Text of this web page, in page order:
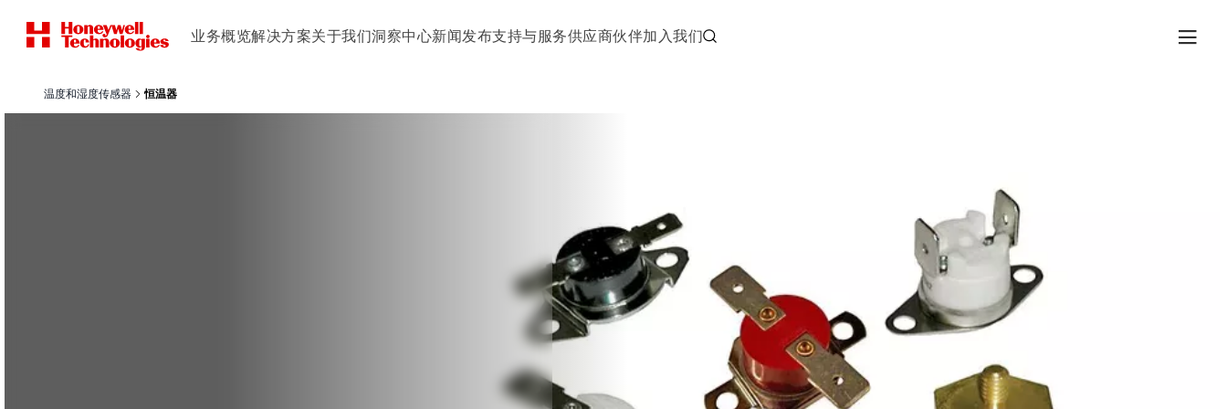
业务概览解决方案关于我们洞察中心新闻发布支持与服务供应商伙伴加入我们
温度和湿度传感器 恒温器